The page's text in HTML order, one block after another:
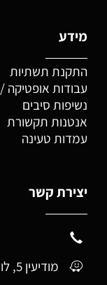
מידע
התקנת תשתיות
עבודות אופטיקה / DATA
נשיפות סיבים
אנטנות תקשורת
עמדות טעינה
יצירת קשר
מודיעין 5, לוד